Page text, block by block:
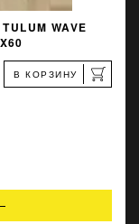
WAVE
В КОРЗИНУ